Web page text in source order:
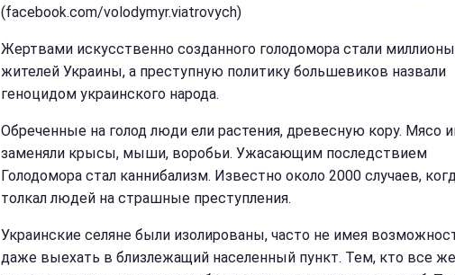
(facebook.com/volodymyr.viatrovych)
Жертвами искусственно созданного голодомора стали миллионы
жителей Украины, а преступную политику большевиков назвали
геноцидом украинского народа.
Обреченные на голод люди ели растения, древесную кору. Мясо
заменяли крысы, мыши, воробьи. Ужасающим последствием
Голодомора стал каннибализм. Известно около 2000 случаев,
толкал людей на страшные преступления.
Украинские селяне были изолированы, часто не имея
даже выехать в близлежащий населенный пункт. Тем, кто все